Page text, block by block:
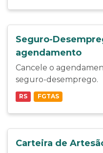
Seguro-
agendamento
Cancele o
seguro-desemprego.
RS FGTAS
Carteira de